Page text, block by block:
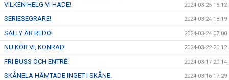
VILKEN HELG VI HADE! 2024-03-25 16:12
SERIESEGRARE! 2024-03-24 18:19
SALLY ÄR REDO! 2024-03-24 07:00
NU KÖR VI, KONRAD! 2024-03-22 20:12
FRI BUSS OCH ENTRÉ. 2024-03-17 20:14
SKÅNELA HÄMTADE INGET I SKÅNE. 2024-03-16 17:29